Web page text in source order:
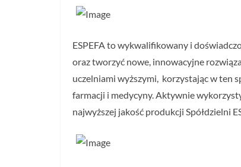
ESPEFA to wykwalifikowany i
oraz tworzyć nowe, innowacyjne
uczelniami wyższymi, korzystając w ten
farmacji i medycyny. Aktywnie
najwyższej jakość produkcji Spółdzielni